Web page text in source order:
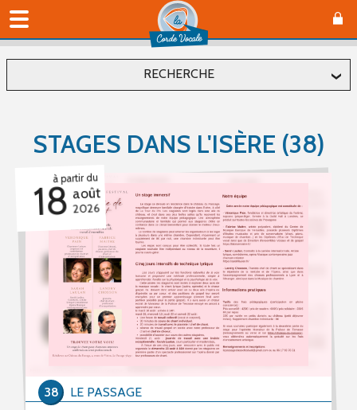
RECHERCHE
Département
Commune
Affiner
Type(s) d'évènement
Concerts (0)
Stages (4)
Formations (0)
STAGES DANS L'ISÈRE (38)
à partir du
18 août
2026
LE PASSAGE
38